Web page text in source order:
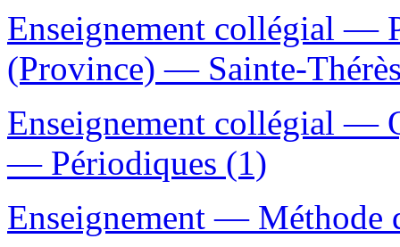
Enseignement collégial —
(Province) — Sainte-
Enseignement collégial —
— Périodiques (1)
Enseignement — Méthode